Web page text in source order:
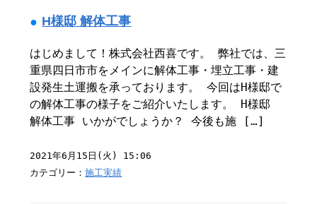
H様邸 解体工事
はじめまして！株式会社西喜です。 弊社では、三
重県四日市市をメインに解体工事・埋立工事・建
設発生土運搬を承っております。 今回はH様邸で
の解体工事の様子をご紹介いたします。 H様邸
解体工事 いかがでしょうか？ 今後も施 […]
2021年6月15日(火) 15:06
カテゴリー：施工実績